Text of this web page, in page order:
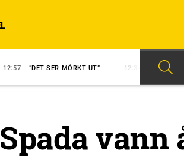
SER MÖRKT UT” 12:34 BENGURION JETS
vann